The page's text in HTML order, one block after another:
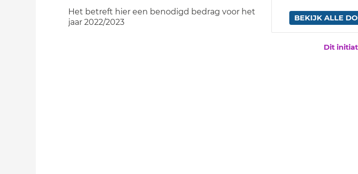
BEKIJK ALLE
Dit
Het betreft hier een benodigd bedrag voor het
jaar 2022/2023